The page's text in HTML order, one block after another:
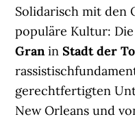
Solidarisch mit den
populäre Kultur:
GraninStadt der
gerechtfertigten
New Orleans und